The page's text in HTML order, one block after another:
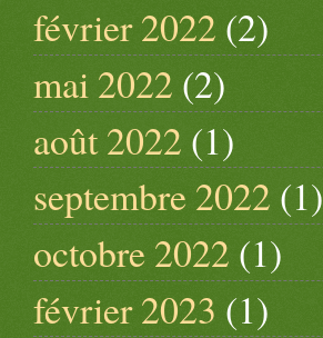
février 2022 (2)
mai 2022 (2)
août 2022 (1)
septembre 2022 (1)
octobre 2022 (1)
février 2023 (1)